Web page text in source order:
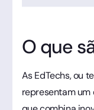
O que
As EdTechs, ou
representam